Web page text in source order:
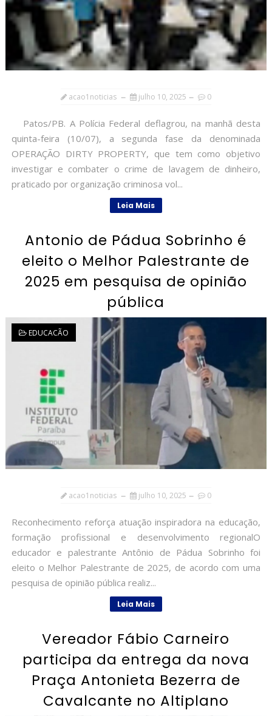
acao1noticias julho 10, 2025 0
Patos/PB. A Polícia Federal deflagrou, na manhã desta
quinta-feira (10/07), a segunda fase da denominada
OPERAÇÃO DIRTY PROPERTY, que tem como objetivo
investigar e combater o crime de lavagem de dinheiro,
praticado por organização criminosa vol...
Leia Mais
Antonio de Pádua Sobrinho é
eleito o Melhor Palestrante de
2025 em pesquisa de opinião
pública
EDUCACÃO
acao1noticias julho 10, 2025 0
Reconhecimento reforça atuação inspiradora na educação,
formação profissional e desenvolvimento regionalO
educador e palestrante Antônio de Pádua Sobrinho foi
eleito o Melhor Palestrante de 2025, de acordo com uma
pesquisa de opinião pública realiz...
Leia Mais
Vereador Fábio Carneiro
participa da entrega da nova
Praça Antonieta Bezerra de
Cavalcante no Altiplano